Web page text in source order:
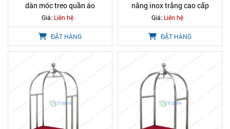
dàn móc treo quần áo
Giá: Liên hệ
ĐẶT HÀNG
năng inox trắng cao cấp
Giá: Liên hệ
ĐẶT HÀNG